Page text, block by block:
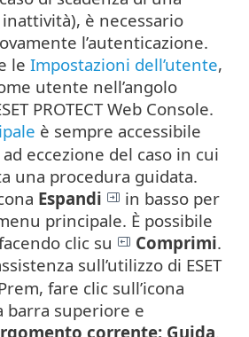
è necessario
l’autenticazione.
le Impostazioni dell’utente,
utente nell’angolo
PROTECT Web Console.
è sempre accessibile
eccezione del caso in cui
una procedura guidata.
Espandi
in basso per
principale. È possibile
clic su
Comprimi.
sull’utilizzo di ESET
fare clic sull’icona
barra superiore e
corrente: Guida.